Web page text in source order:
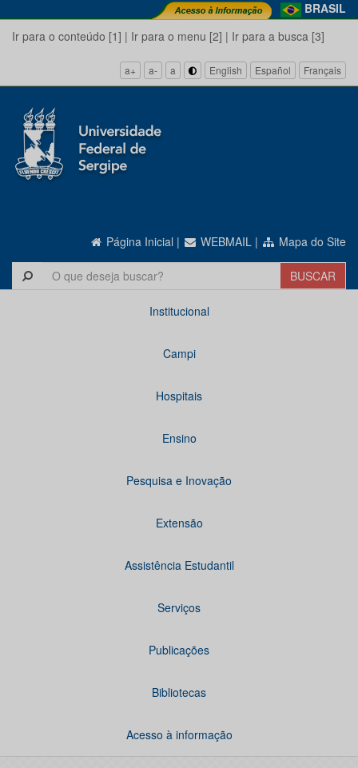
BRASIL
Ir para o conteúdo [1] | Ir para o menu [2] | Ir para a busca [3]
a+ a- a English Español Français
Página Inicial | WEBMAIL | Mapa do Site
Institucional
Campi
Hospitais
Ensino
Pesquisa e Inovação
Extensão
Assistência Estudantil
Serviços
Publicações
Bibliotecas
Acesso à informação